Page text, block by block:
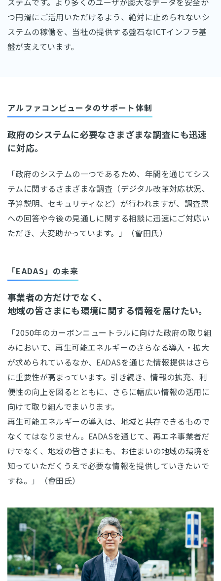
つ円滑にご活用いただけるよう、絶対に止められないシ
ステムの稼働を、当社の提供する盤石なICTインフラ基
盤が支えています。
アルファコンピュータのサポート体制
政府のシステムに必要なさまざまな調査にも迅速
に対応。
「政府のシステムの一つであるため、年間を通じてシス
テムに関するさまざまな調査（デジタル改革対応状況、
予算説明、セキュリティなど）が行われますが、調査票
への回答や今後の見通しに関する相談に迅速にご対応い
ただき、大変助かっています。」（會田氏）
「EADAS」の未来
事業者の方だけでなく、
地域の皆さまにも環境に関する情報を届けたい。
「2050年のカーボンニュートラルに向けた政府の取り組
みにおいて、再生可能エネルギーのさらなる導入・拡大
が求められているなか、EADASを通じた情報提供はさら
に重要性が高まっています。引き続き、情報の拡充、利
便性の向上を図るとともに、さらに幅広い情報の活用に
向けて取り組んでまいります。
再生可能エネルギーの導入は、地域と共存できるもので
なくてはなりません。EADASを通じて、再エネ事業者だ
けでなく、地域の皆さまにも、お住まいの地域の環境を
知っていただくうえで必要な情報を提供していきたいで
すね。」（會田氏）